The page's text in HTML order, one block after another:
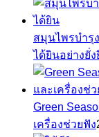
สมุนไพรบำรุ
ได้ยินอย่างยั่
Green
เครื่องช่วยฟัง